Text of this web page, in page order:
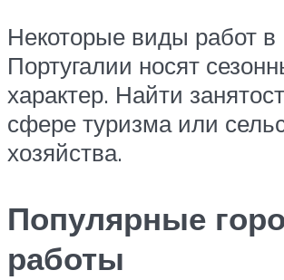
Некоторые виды работ в
Португалии носят
характер. Найти
сфере туризма или
хозяйства.
Популярные
работы